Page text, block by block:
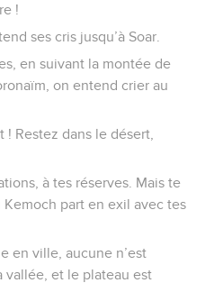
!
ses cris jusqu’à Soar.
en suivant la montée de
on entend crier au
! Restez dans le désert,
à tes réserves. Mais te
part en exil avec tes
en ville, aucune n’est
vallée, et le plateau est